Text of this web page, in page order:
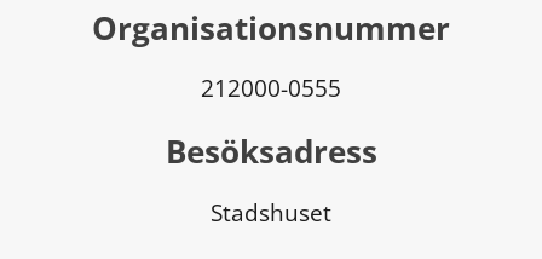
Organisationsnummer
212000-0555
Besöksadress
Stadshuset